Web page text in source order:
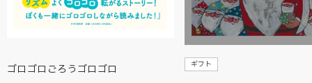
ゴロゴロごろうゴロゴロ ギフト